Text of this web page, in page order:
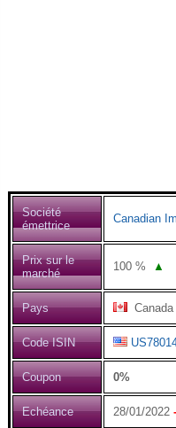
Société
émettrice
Canadian
Prix sur le
marché
100 % ▲
Pays Canada
Code ISIN
Coupon 0%
Echéance 28/01/2022